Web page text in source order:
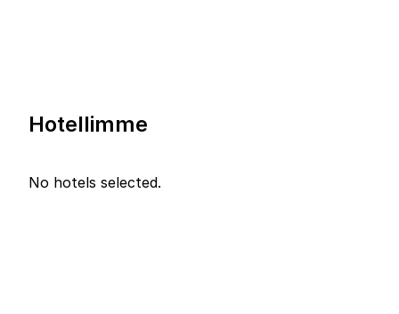
Hotellimme
No hotels selected.